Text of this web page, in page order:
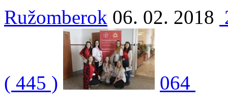
Ružomberok 06. 02. 2018
( 445 ) 064